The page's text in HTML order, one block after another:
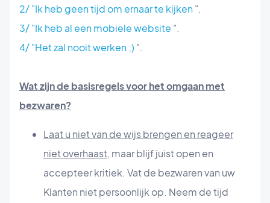
2/ "Ik heb geen tijd om ernaar te kijken".
3/ "Ik heb al een mobiele website ".
4/ "Het zal nooit werken ;) ".
Wat zijn de basisregels voor het omgaan met
bezwaren?
Laat u niet van de wijs brengen en reageer
niet overhaast, maar blijf juist open en
accepteer kritiek. Vat de bezwaren van uw
Klanten niet persoonlijk op. Neem de tijd